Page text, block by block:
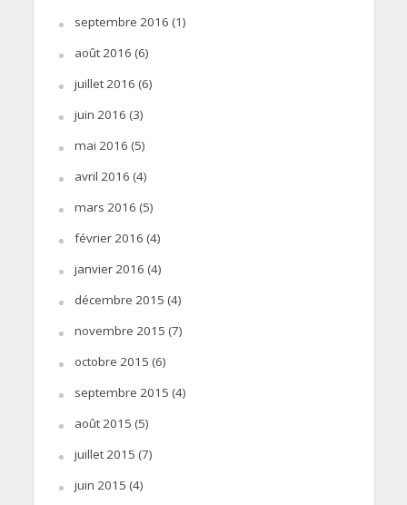
septembre 2016 (1)
août 2016 (6)
juillet 2016 (6)
juin 2016 (3)
mai 2016 (5)
avril 2016 (4)
mars 2016 (5)
février 2016 (4)
janvier 2016 (4)
décembre 2015 (4)
novembre 2015 (7)
octobre 2015 (6)
septembre 2015 (4)
août 2015 (5)
juillet 2015 (7)
juin 2015 (4)